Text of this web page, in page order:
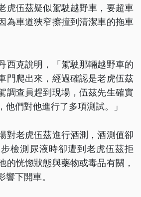
虎伍茲疑似駕駛越野車，要超車
為車道狹窄擦撞到清潔車的拖車
西克說明，「駕駛那輛越野車的
門爬出來，經過確認是老虎伍茲
調查員趕到現場，伍茲先生確實
他們對他進行了多項測試。」
對老虎伍茲進行酒測，酒測值卻
檢測尿液時卻遭到老虎伍茲拒
的恍惚狀態與藥物或毒品有關，
下開車。